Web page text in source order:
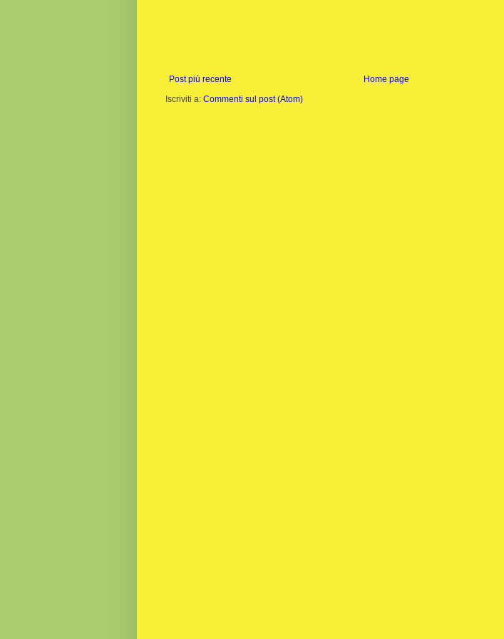
Post più recente
Home page
Iscriviti a: Commenti sul post (Atom)